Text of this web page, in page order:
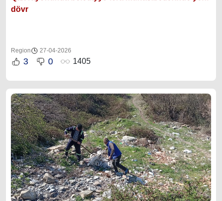
dövr
Region 27-04-2026
3 0 1405